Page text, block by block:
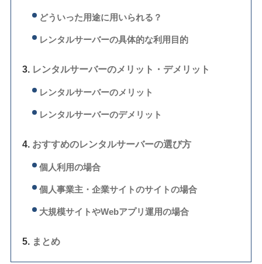
どういった用途に用いられる？
レンタルサーバーの具体的な利用目的
レンタルサーバーのメリット・デメリット
レンタルサーバーのメリット
レンタルサーバーのデメリット
おすすめのレンタルサーバーの選び方
個人利用の場合
個人事業主・企業サイトのサイトの場合
大規模サイトやWebアプリ運用の場合
まとめ